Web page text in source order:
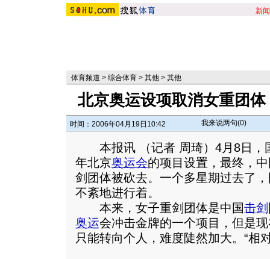
新闻
体育频道 > 综合体育 > 其他 > 其他
北京奥运设项取消女重团
时间：2006年04月19日10:42 我来说两句(0)
本报讯 （记者 周琦）4月8日，
年北京奥运会的项目设置，最终，
剑团体被砍去。一个多星期过去了
不紊地进行着。
本来，女子重剑团体是中国击剑
奥运会冲击金牌的一个项目，但是
只能转向个人，难度陡然加大。 “相